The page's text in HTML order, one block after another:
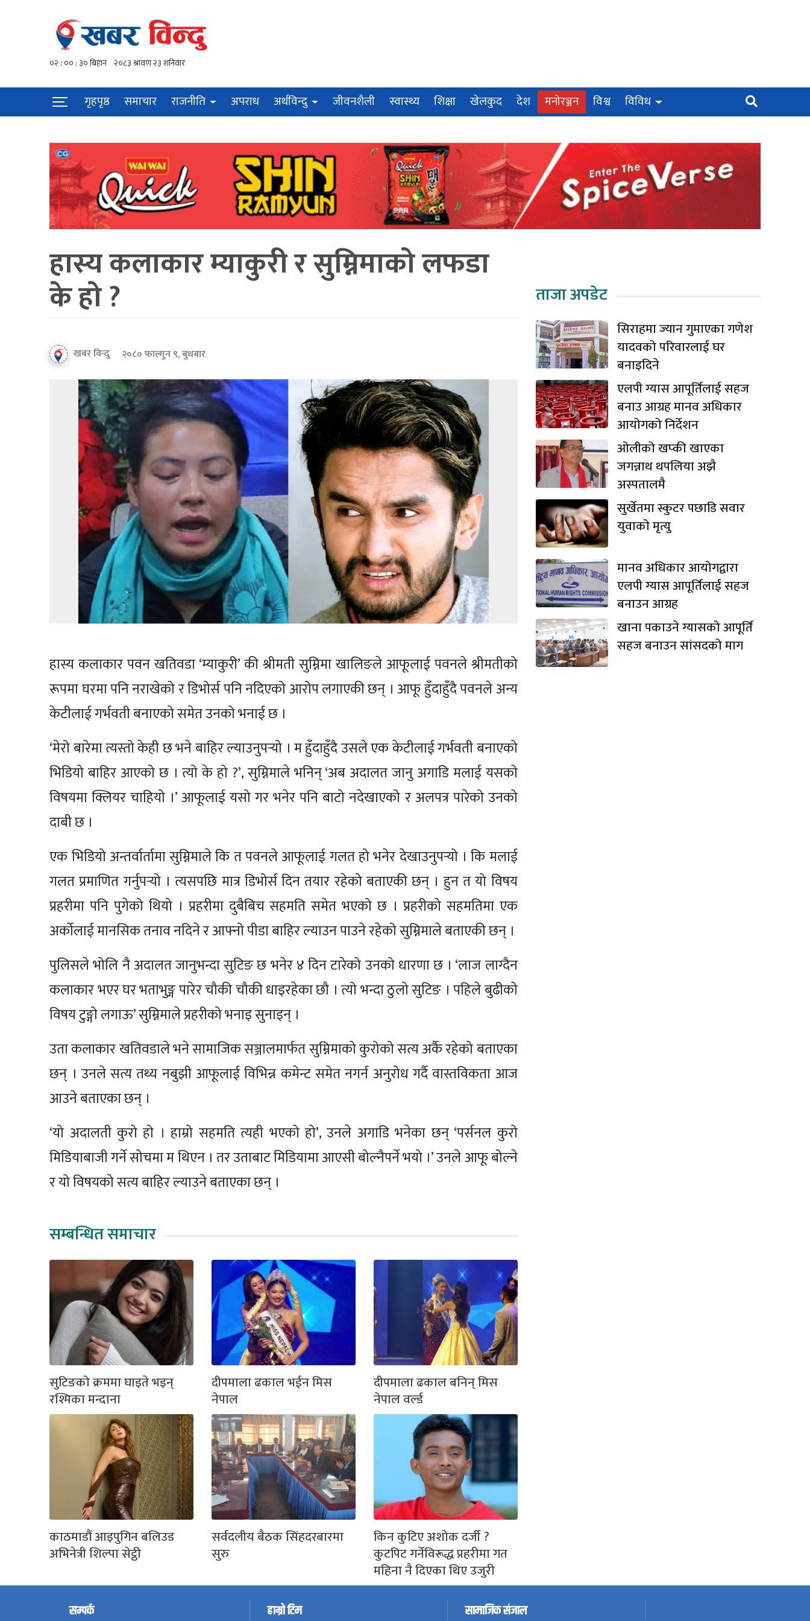
गृहपृष्ठ समाचार राजनीति अपराध अर्थविन्दु जीवनशैली स्वास्थ्य शिक्षा खेलकुद देश मनोरञ्जन विश्व विविध
हास्य कलाकार म्याकुरी र सुम्निमाको लफडा
के हो ?
खबर विन्दु २०८० फाल्गुन ९, बुधबार
हास्य कलाकार पवन खतिवडा ‘म्याकुरी’ की श्रीमती सुम्निमा खालिङले आफूलाई पवनले श्रीमतीको
रूपमा घरमा पनि नराखेको र डिभोर्स पनि नदिएको आरोप लगाएकी छन् । आफू हुँदाहुँदै पवनले अन्य
केटीलाई गर्भवती बनाएको समेत उनको भनाई छ ।
‘मेरो बारेमा त्यस्तो केही छ भने बाहिर ल्याउनुपर्‍यो । म हुँदाहुँदै उसले एक केटीलाई गर्भवती बनाएको
भिडियो बाहिर आएको छ । त्यो के हो ?’, सुम्निमाले भनिन् ‘अब अदालत जानु अगाडि मलाई यसको
विषयमा क्लियर चाहियो ।’ आफूलाई यसो गर भनेर पनि बाटो नदेखाएको र अलपत्र पारेको उनको
दाबी छ ।
एक भिडियो अन्तर्वार्तामा सुम्निमाले कि त पवनले आफूलाई गलत हो भनेर देखाउनुपर्‍यो । कि मलाई
गलत प्रमाणित गर्नुपर्‍यो । त्यसपछि मात्र डिभोर्स दिन तयार रहेको बताएकी छन् । हुन त यो विषय
प्रहरीमा पनि पुगेको थियो । प्रहरीमा दुबैबिच सहमति समेत भएको छ । प्रहरीको सहमतिमा एक
अर्कोलाई मानसिक तनाव नदिने र आफ्नो पीडा बाहिर ल्याउन पाउने रहेको सुम्निमाले बताएकी छन् ।
पुलिसले भोलि नै अदालत जानुभन्दा सुटिङ छ भनेर ४ दिन टारेको उनको धारणा छ । ‘लाज लाग्दैन
कलाकार भएर घर भताभुङ्ग पारेर चौकी चौकी धाइरहेका छौ । त्यो भन्दा ठुलो सुटिङ । पहिले बुढीको
विषय टुङ्गो लगाऊ’ सुम्निमाले प्रहरीको भनाइ सुनाइन् ।
उता कलाकार खतिवडाले भने सामाजिक सञ्जालमार्फत सुम्निमाको कुरोको सत्य अर्कै रहेको बताएका
छन् । उनले सत्य तथ्य नबुझी आफूलाई विभिन्न कमेन्ट समेत नगर्न अनुरोध गर्दै वास्तविकता आज
आउने बताएका छन् ।
‘यो अदालती कुरो हो । हाम्रो सहमति त्यही भएको हो’, उनले अगाडि भनेका छन् ‘पर्सनल कुरो
मिडियाबाजी गर्ने सोचमा म थिएन । तर उताबाट मिडियामा आएसी बोल्नैपर्ने भयो ।’ उनले आफू बोल्ने
र यो विषयको सत्य बाहिर ल्याउने बताएका छन् ।
सम्बन्धित समाचार
सुटिङको क्रममा घाइते भइन्
रश्मिका मन्दाना
दीपमाला ढकाल भईन मिस
नेपाल
दीपमाला ढकाल बनिन् मिस
नेपाल वर्ल्ड
काठमाडौं आइपुगिन बलिउड
अभिनेत्री शिल्पा सेट्ठी
सर्वदलीय बैठक सिंहदरबारमा
सुरु
किन कुटिए अशोक दर्जी ?
कुटपिट गर्नेविरूद्ध प्रहरीमा गत
महिना नै दिएका थिए उजुरी
ताजा अपडेट
सिराहमा ज्यान गुमाएका गणेश
यादवको परिवारलाई घर
बनाइदिने
एलपी ग्यास आपूर्तिलाई सहज
बनाउ आग्रह मानव अधिकार
आयोगको निर्देशन
ओलीको खप्की खाएका
जगन्नाथ थपलिया अझै
अस्पतालमै
सुर्खेतमा स्कुटर पछाडि सवार
युवाको मृत्यु
मानव अधिकार आयोगद्वारा
एलपी ग्यास आपूर्तिलाई सहज
बनाउन आग्रह
खाना पकाउने ग्यासको आपूर्ति
सहज बनाउन सांसदको माग
सम्पर्क हाम्रो टिम सामाजिक संजाल